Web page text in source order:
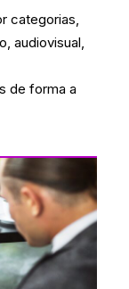
categorias,
audiovisual,
de forma a